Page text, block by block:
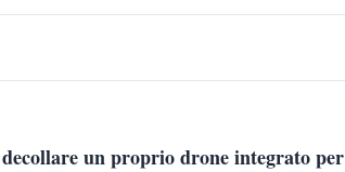
un proprio drone integrato per